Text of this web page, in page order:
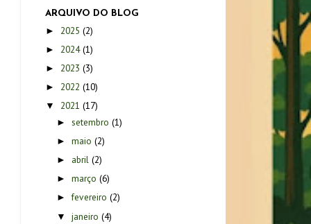
ARQUIVO DO BLOG
► 2025 (2)
► 2024(1)
► 2023 (3)
► 2022 (10)
▼ 2021 (17)
►setembro(1)
►maio(2)
► abril(2)
►março(6)
►fevereiro(2)
▼janeiro(4)